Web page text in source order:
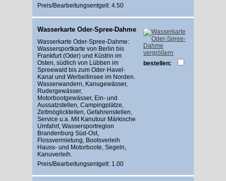
Preis/Bearbeitungsentgelt: 4.50
Wasserkarte Oder-Spree-Dahme
Wasserkarte Oder-Spree-Dahme:
Wassersportkarte von Berlin bis
Frankfurt (Oder) und Küstrin im
Osten, südlich von Lübben im
Spreewald bis zum Oder-Havel-
Kanal und Werbellinsee im Norden.
Wasserwandern, Kanugewässer,
Rudergewässer,
Motorbootgewässer, Ein- und
Aussatzstellen, Campingplätze,
Zeltmöglickteiten, Gefahrenstellen,
Service u.a. Mit Kanutour Märkische
Umfahrt, Wassersportregion
Brandenburg Süd-Ost,
Flossvermietung, Bootsverleih
Hauss- und Motorboote, Segeln,
Kanuverleih.
Preis/Bearbeitungsentgelt: 1.00
vergrößern
bestellen: